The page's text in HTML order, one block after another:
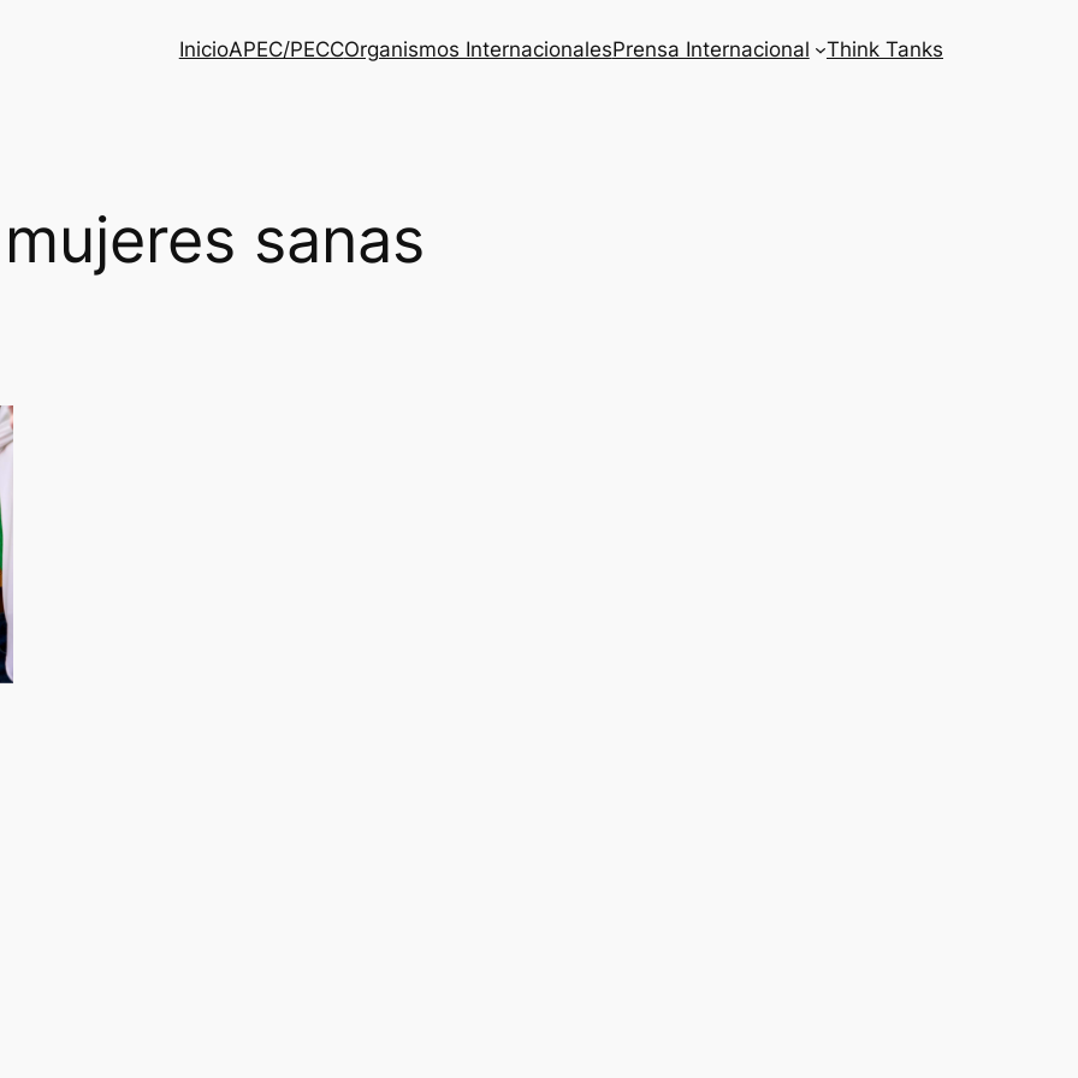
InicioAPEC/PECCOrganismos InternacionalesPrensa Internacional Think Tanks
sanas